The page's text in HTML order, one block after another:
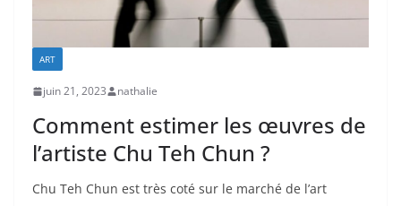
ART
juin 21, 2023 nathalie
Comment estimer les œuvres de
l’artiste Chu Teh Chun ?
Chu Teh Chun est très coté sur le marché de l’art